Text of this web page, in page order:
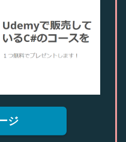
ジ